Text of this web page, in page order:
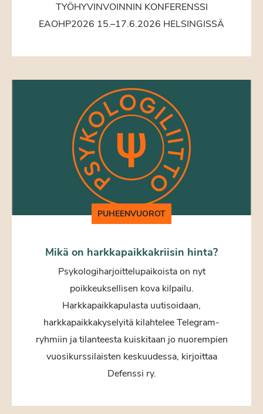
TYÖHYVINVOINNIN KONFERENSSI
EAOHP2026 15.–17.6.2026 HELSINGISSÄ
PUHEENVUOROT
Mikä on harkkapaikkakriisin hinta?
Psykologiharjoittelupaikoista on nyt
poikkeuksellisen kova kilpailu.
Harkkapaikkapulasta uutisoidaan,
harkkapaikkakyselyitä kilahtelee Telegram-
ryhmiin ja tilanteesta kuiskitaan jo nuorempien
vuosikurssilaisten keskuudessa, kirjoittaa
Defenssi ry.